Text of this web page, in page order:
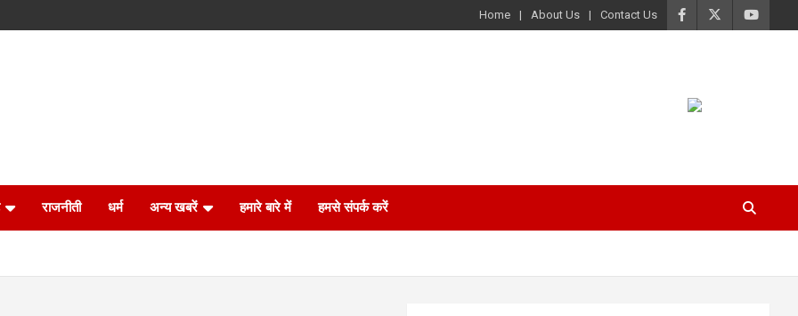
Home About Us Contact Us
राजनीती धर्म अन्य खबरें हमारे बारे में हमसे संपर्क करें